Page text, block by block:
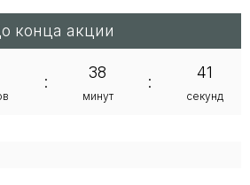
конца акции
:
38
минут
:
41
секунд